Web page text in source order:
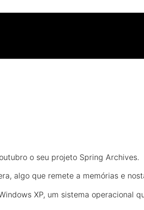
o seu projeto Spring Archives.
algo que remete a memórias e
XP, um sistema operacional